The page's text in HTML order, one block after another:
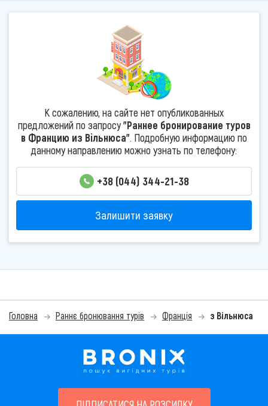
К сожалению, на сайте нет опубликованных
предложений по запросу"Раннее бронирование туров
в Францию из Вільнюса". Подробную информацию по
данному направлению можно узнать по телефону:
+38 (044) 344-21-38
Залишити заявку
Головна Раннє бронювання турів Франція з Вільнюса